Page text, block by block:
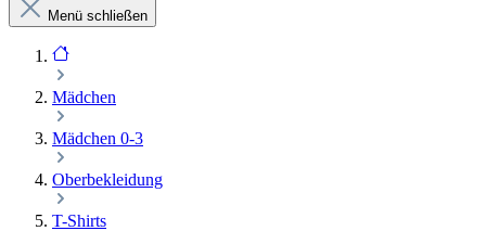
Menü schließen
Mädchen
Mädchen 0-3
Oberbekleidung
T-Shirts